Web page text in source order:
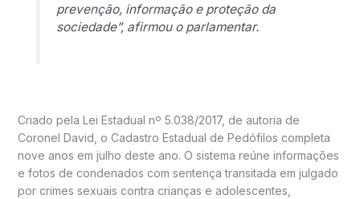
prevenção, informação e proteção da
sociedade”, afirmou o parlamentar.
Criado pela Lei Estadual nº 5.038/2017, de autoria de
Coronel David, o Cadastro Estadual de Pedófilos completa
nove anos em julho deste ano. O sistema reúne informações
e fotos de condenados com sentença transitada em julgado
por crimes sexuais contra crianças e adolescentes,